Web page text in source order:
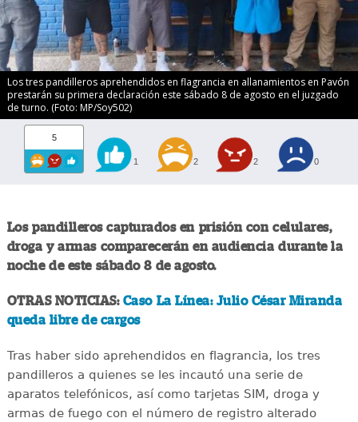
Los tres pandilleros aprehendidos en flagrancia en allanamientos en Pavón
prestarán su primera declaración este sábado 8 de agosto en el juzgado
de turno. (Foto: MP/Soy502)
5
1 2 2 0
Los pandilleros capturados en prisión con celulares,
droga y armas comparecerán en audiencia durante la
noche de este sábado 8 de agosto.
OTRAS NOTICIAS: Caso La Línea: Julio César Miranda
queda libre de cargos
Tras haber sido aprehendidos en flagrancia, los tres
pandilleros a quienes se les incautó una serie de
aparatos telefónicos, así como tarjetas SIM, droga y
armas de fuego con el número de registro alterado